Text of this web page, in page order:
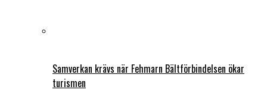
Samverkan krävs när Fehmarn Bältförbindelsen ökar
turismen